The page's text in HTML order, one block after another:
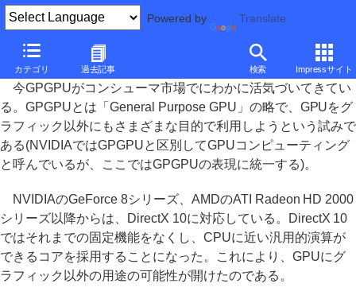
Powered by Translate
カテゴリ 過去記事 検索 Impressサイト
GPUを使って高速化! この夏買いたいGPGPU対応ソフト
今GPGPUがコンシューマ市場でにわかに活気づいてきてい
る。GPGPUとは「General Purpose GPU」の略で、GPUをグ
ラフィック以外にもさまざまな目的で利用しようという試みで
ある(NVIDIAではGPGPUと区別してGPUコンピューティング
と呼んでいるが、ここではGPGPUの表現に統一する)。
NVIDIAのGeForce 8シリーズ、AMDのATI Radeon HD 2000
シリーズ以降からは、DirectX 10に対応している。DirectX 10
ではそれまでの固定機能をなくし、CPUに近い汎用的演算が
できるコアを採用することになった。これにより、GPUにグ
ラフィック以外の用途の可能性が開けたのである。